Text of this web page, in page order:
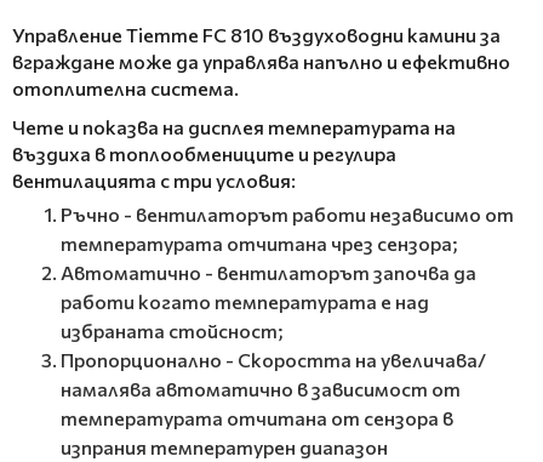
Управление Tiemme FC 810 въздуховодни камини за
вграждане може да управлява напълно и ефективно
отоплителна система.
Чете и показва на дисплея температурата на
въздиха в топлообмениците и регулира
вентилацията с три условия:
Ръчно - вентилаторът работи независимо от
температурата отчитана чрез сензора;
Автоматично - вентилаторът започва да
работи когато температурата е над
избраната стойсност;
Пропорционално - Скоростта на увеличава/
намалява автоматично в зависимост от
температурата отчитана от сензора в
изпрания температурен диапазон